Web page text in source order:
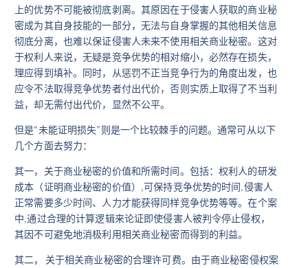
上的优势不可能被彻底剥离。其原因在于侵害人获取的商业秘
密成为其自身技能的一部分，无法与自身掌握的其他相关信息
彻底分离，也难以保证侵害人未来不使用相关商业秘密。这对
于权利人来说，无疑是竞争优势的相对缩小，必然存在损失，
理应得到填补。同时，从惩罚不正当竞争行为的角度出发，也
应令不法取得竞争优势者付出代价，否则实质上取得了不当利
益，却无需付出代价，显然不公平。
但是“未能证明损失”则是一个比较棘手的问题。通常可从以下
几个方面去努力：
其一，关于商业秘密的价值和所需时间。包括：权利人的研发
成本（证明商业秘密的价值）,可保持竞争优势的时间,侵害人
正常需要多少时间、人力才能获得同样竞争优势等等。在个案
中,通过合理的计算逻辑来论证即使侵害人被判令停止侵权，
其因不可避免地消极利用相关商业秘密而得到的利益。
其二， 关于相关商业秘密的合理许可费。由于商业秘密侵权案